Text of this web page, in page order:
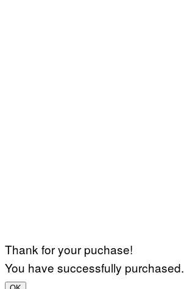
Thank for your puchase!
You have successfully purchased.